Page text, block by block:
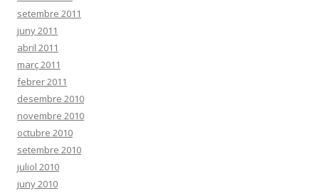
setembre 2011
juny 2011
abril 2011
març 2011
febrer 2011
desembre 2010
novembre 2010
octubre 2010
setembre 2010
juliol 2010
juny 2010